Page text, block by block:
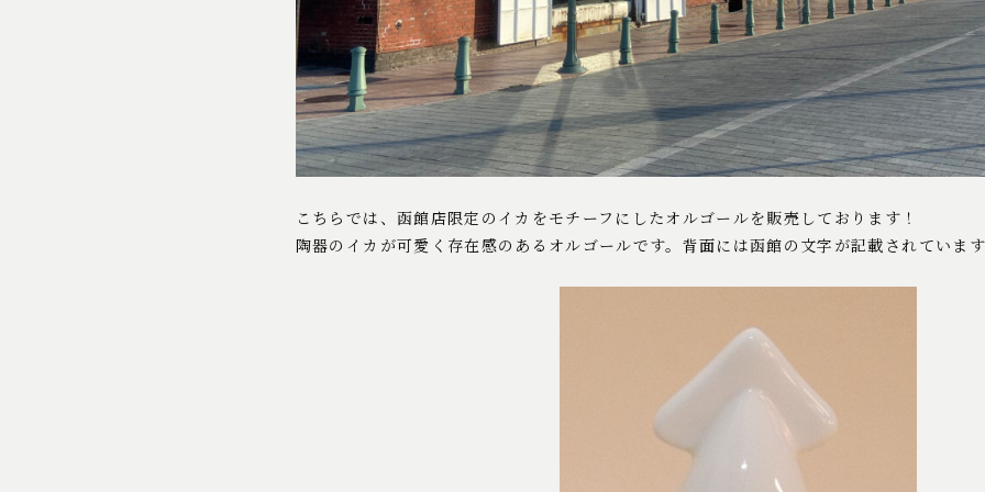
こちらでは、函館店限定のイカをモチーフにしたオルゴールを販売しております！
陶器のイカが可愛く存在感のあるオルゴールです。背面には函館の文字が記載されていま